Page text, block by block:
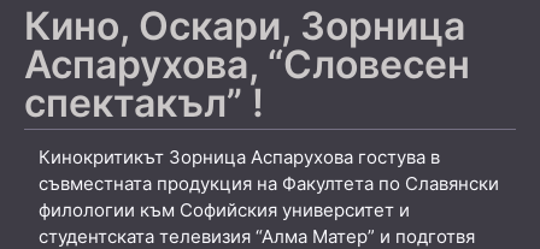
Кино, Оскари, Зорница
Аспарухова, “Словесен
спектакъл” !
Кинокритикът Зорница Аспарухова гостува в
съвместната продукция на Факултета по Славянски
филологии към Софийския университет и
студентската телевизия “Алма Матер” и подготвя